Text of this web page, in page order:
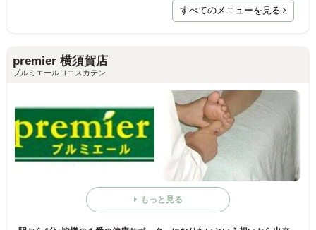
すべてのメニューを見る
premier 横須賀店
プルミエールヨコスカテン
もっと見る